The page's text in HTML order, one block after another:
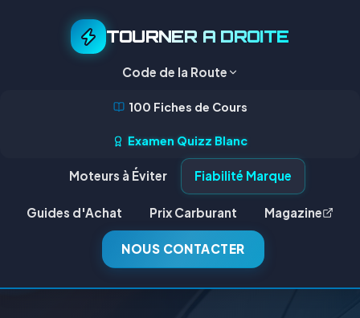
TOURNER A DROITE
Code de la Route
100 Fiches de Cours
Examen Quizz Blanc
Moteurs à Éviter Fiabilité Marque
Guides d'Achat Prix Carburant Magazine
NOUS CONTACTER